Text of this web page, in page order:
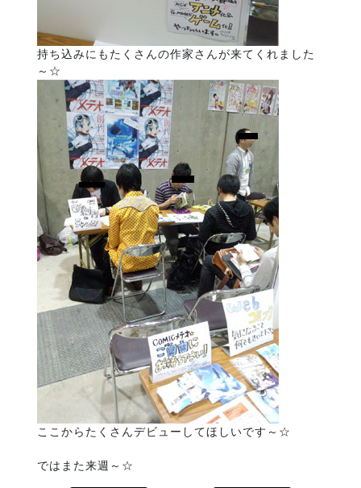
持ち込みにもたくさんの作家さんが来てくれました
～☆
ここからたくさんデビューしてほしいです～☆
ではまた来週～☆